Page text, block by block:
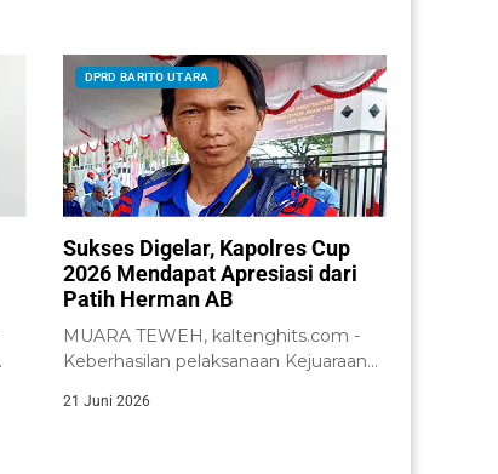
DPRD BARITO UTARA
Sukses Digelar, Kapolres Cup
2026 Mendapat Apresiasi dari
Patih Herman AB
MUARA TEWEH, kaltenghits.com -
Keberhasilan pelaksanaan Kejuaraan
21 Juni 2026